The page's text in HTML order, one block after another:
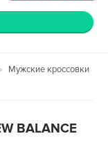
Мужские кроссовки
BALANCE